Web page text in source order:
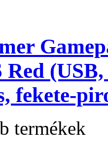
fekete-
termékek